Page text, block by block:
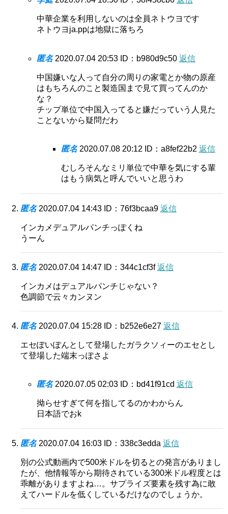
中華企業を利用しないのは全員ネトウヨです
ネトウヨja.ppは地獄に落ちろ
匿名 2020.07.04 20:53 ID：b980d9c50 返信
中国嫌いな人って自分の周りの家電とか物の原産
はもちろんのこと製造国まで見て買ってんのか
な？
チップ単位で中国入ってると嫌だっていう人見た
ことないから疑問だわ
匿名 2020.07.08 20:12 ID：a8fef22b2 返信
むしろそんなミリ単位で中華を気にする輩
はもう病気と呼んでいいと思うわ
匿名 2020.07.04 14:43 ID：76f3bcaa9 返信
インカメデュアルパンチっぽくね
うーん
匿名 2020.07.04 14:47 ID：344c1cf3f返信
インカメはデュアルパンチじゃない？
色調節で云々カンヌン
匿名 2020.07.04 15:28 ID：b252e6e27 返信
エセぽいぽんとして登場したガラクソィーのエセとし
て登場した端末っぽさよ
匿名 2020.07.05 02:03 ID：bd41f91cd 返信
拗らせすぎて何を指してるのかわからん
日本語でおk
匿名 2020.07.04 16:03 ID：338c3edda 返信
別の公式動画内で500米ドルを切るとの発言がありまし
たが、他情報等から期待されている300米ドル程度とは
乖離がありますよね…。サプライズ要素を残す為に敢
えてハードルを低くしているだけなのでしょうか。